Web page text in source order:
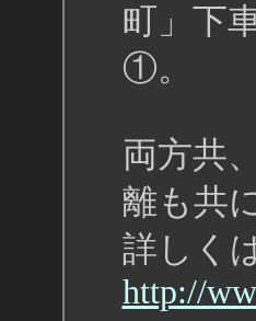
町」下
①。
両方共
離も共
詳しく
http://